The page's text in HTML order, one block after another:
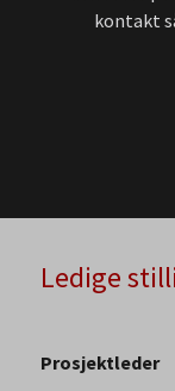
kontakt
Ledige
Prosjektleder